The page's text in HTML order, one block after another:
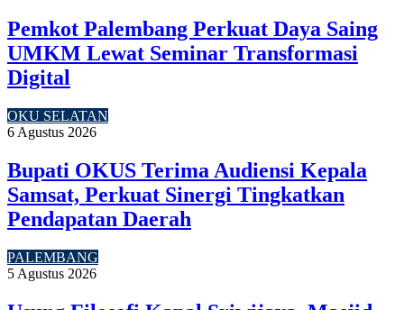
Pemkot Palembang Perkuat Daya Saing
UMKM Lewat Seminar Transformasi
Digital
OKU SELATAN
6 Agustus 2026
Bupati OKUS Terima Audiensi Kepala
Samsat, Perkuat Sinergi Tingkatkan
Pendapatan Daerah
PALEMBANG
5 Agustus 2026